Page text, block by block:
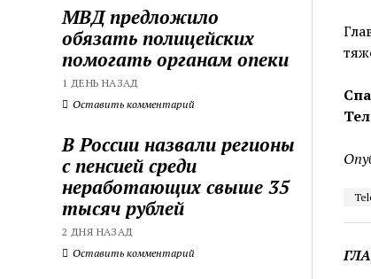
МВД предложило
обязать полицейских
помогать органам опеки
1 ДЕНЬ НАЗАД
Оставить комментарий
В России назвали регионы
с пенсией среди
неработающих свыше 35
тысяч рублей
2 ДНЯ НАЗАД
Оставить комментарий